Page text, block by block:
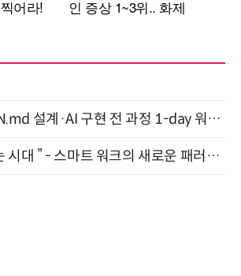
UX 기획·DESIGN.md 설계·AI 구현 전 과정 1-day 워크숍 with Claude Code·Codex 9월 15일 개최
“AI와 함께 일하는 시대 ” - 스마트 워크의 새로운 패러다임 (9/11)